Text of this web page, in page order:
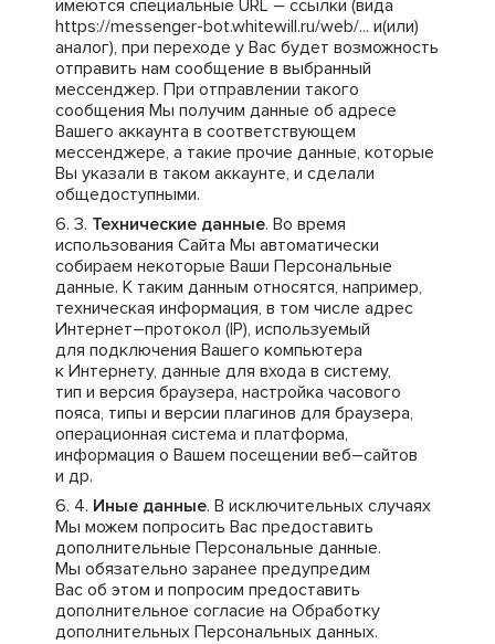
имеются специальные URL – ссылки (вида
https://messenger-bot.whitewill.ru/web/... и(или)
аналог), при переходе у Вас будет возможность
отправить нам сообщение в выбранный
мессенджер. При отправлении такого
сообщения Мы получим данные об адресе
Вашего аккаунта в соответствующем
мессенджере, а такие прочие данные, которые
Вы указали в таком аккаунте, и сделали
общедоступными.
Технические данные. Во время
использования Сайта Мы автоматически
собираем некоторые Ваши Персональные
данные. К таким данным относятся, например,
техническая информация, в том числе адрес
Интернет–протокол (IP), используемый
для подключения Вашего компьютера
к Интернету, данные для входа в систему,
тип и версия браузера, настройка часового
пояса, типы и версии плагинов для браузера,
операционная система и платформа,
информация о Вашем посещении веб–сайтов
и др.
Иные данные. В исключительных случаях
Мы можем попросить Вас предоставить
дополнительные Персональные данные.
Мы обязательно заранее предупредим
Вас об этом и попросим предоставить
дополнительное согласие на Обработку
дополнительных Персональных данных.